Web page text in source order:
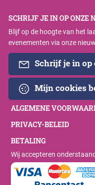
SCHRIJF JE IN OP ONZE
Blijf op de hoogte van het
evenementen via onze
Schrijf je in
Mijn cookies
ALGEMENE
PRIVACY-BELEID
BETALING
Wij accepteren